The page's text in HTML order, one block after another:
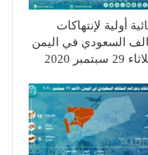
أولية لإنتهاكات
السعودي في اليمن
2020